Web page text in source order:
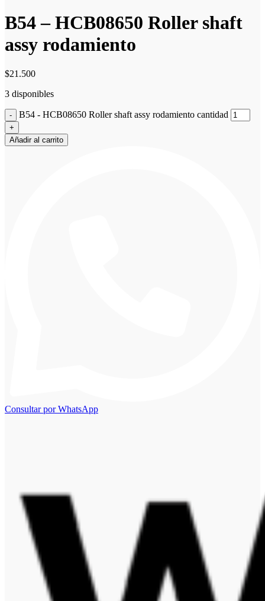
B54 – HCB08650 Roller shaft
assy rodamiento
$21.500
3 disponibles
B54 - HCB08650 Roller shaft assy rodamiento cantidad
Añadir al carrito
Consultar por WhatsApp